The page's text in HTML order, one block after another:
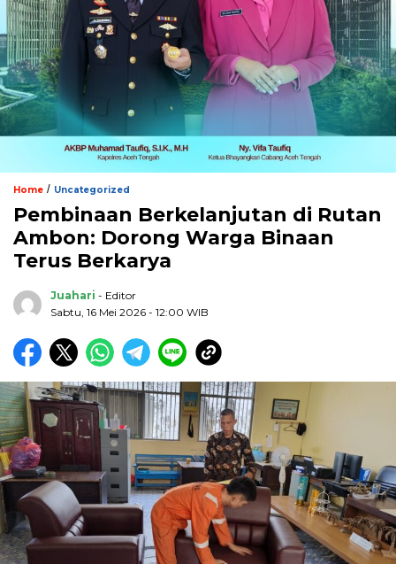
Home / Uncategorized
Pembinaan Berkelanjutan di Rutan
Ambon: Dorong Warga Binaan
Terus Berkarya
Juahari - Editor
Sabtu, 16 Mei 2026 - 12:00 WIB